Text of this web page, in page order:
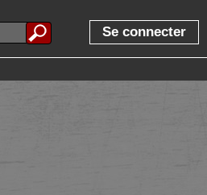
Se connecter